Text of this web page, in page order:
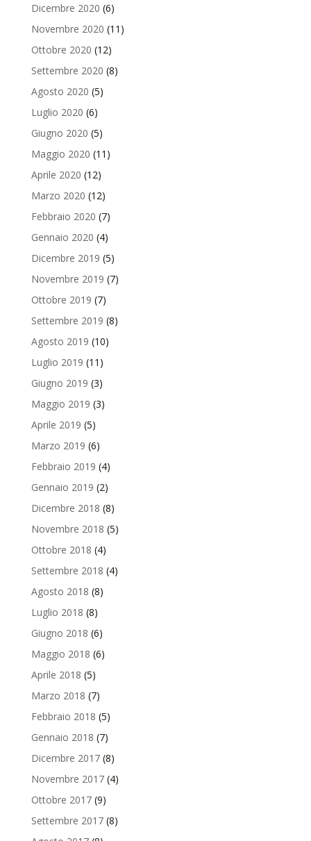
Dicembre 2020 (6)
Novembre 2020 (11)
Ottobre 2020 (12)
Settembre 2020 (8)
Agosto 2020 (5)
Luglio 2020 (6)
Giugno 2020 (5)
Maggio 2020 (11)
Aprile 2020 (12)
Marzo 2020 (12)
Febbraio 2020 (7)
Gennaio 2020 (4)
Dicembre 2019 (5)
Novembre 2019 (7)
Ottobre 2019 (7)
Settembre 2019 (8)
Agosto 2019 (10)
Luglio 2019 (11)
Giugno 2019 (3)
Maggio 2019 (3)
Aprile 2019 (5)
Marzo 2019 (6)
Febbraio 2019 (4)
Gennaio 2019 (2)
Dicembre 2018 (8)
Novembre 2018 (5)
Ottobre 2018 (4)
Settembre 2018 (4)
Agosto 2018 (8)
Luglio 2018 (8)
Giugno 2018 (6)
Maggio 2018 (6)
Aprile 2018 (5)
Marzo 2018 (7)
Febbraio 2018 (5)
Gennaio 2018 (7)
Dicembre 2017(8)
Novembre 2017(4)
Ottobre 2017(9)
Settembre 2017(8)